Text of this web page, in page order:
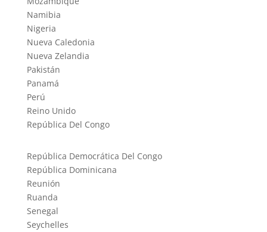
Namibia
Nigeria
Nueva Caledonia
Nueva Zelandia
Pakistán
Panamá
Perú
Reino Unido
República Del Congo
República Democrática Del Congo
República Dominicana
Reunión
Ruanda
Senegal
Seychelles